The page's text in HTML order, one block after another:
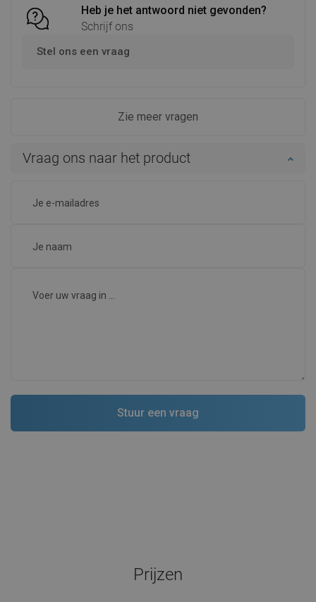
Heb je het antwoord niet gevonden?
Schrijf ons
Stel ons een vraag
Zie meer vragen
Vraag ons naar het product
Prijzen